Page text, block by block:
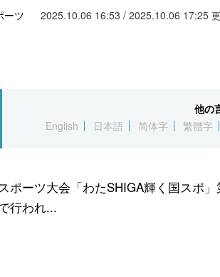
・東京2020
ーツ 2025.10.06 16:53 / 2025.10.06 17:25
他の
English
日本語 简体字 繁體字
ポーツ大会「わたSHIGA輝く国スポ
行われ...